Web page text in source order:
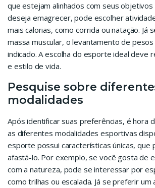
que estejam alinhados com seus objetivos
deseja emagrecer, pode escolher
mais calorias, como corrida ou natação. Já
massa muscular, o levantamento de
indicado. A escolha do esporte ideal deve
e estilo de vida.
Pesquise sobre
modalidades
Após identificar suas preferências, é hora
as diferentes modalidades esportivas
esporte possui características únicas, que
afastá-lo. Por exemplo, se você gosta de
com a natureza, pode se interessar por
como trilhas ou escalada. Já se preferir um